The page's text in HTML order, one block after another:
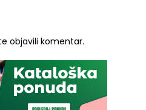
objavili komentar.